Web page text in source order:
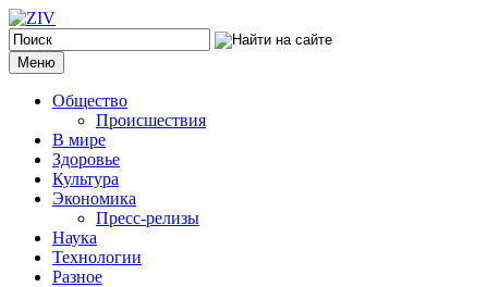
Меню
Общество
Происшествия
В мире
Здоровье
Культура
Экономика
Пресс-релизы
Наука
Технологии
Разное